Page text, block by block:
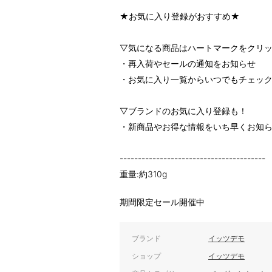
★お気に入り登録がおすすめ★
▽気になる商品はハートマークをクリッ
・再入荷やセールの通知をお知らせ
・お気に入り一覧からいつでもチェック
▽ブランドのお気に入り登録も！
・新商品やお得な情報をいち早くお知
----------------------------------------
重量:約310g
期間限定セール開催中
ブランド イッツデモ
ショップ イッツデモ